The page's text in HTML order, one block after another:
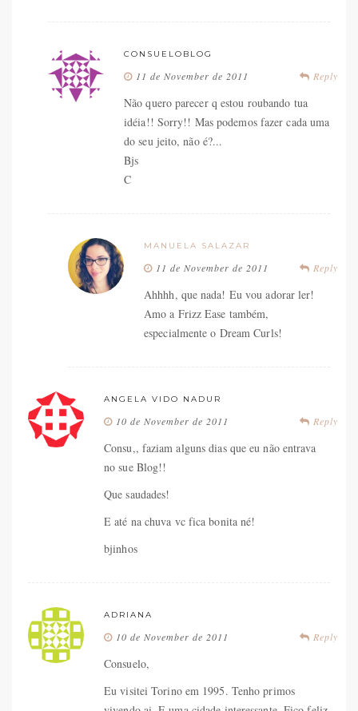
CONSUELOBLOG
Reply
11 de November de 2011
Não quero parecer q estou roubando tua
idéia!! Sorry!! Mas podemos fazer cada uma
do seu jeito, não é?...
Bjs
C
MANUELA SALAZAR
Reply
11 de November de 2011
Ahhhh, que nada! Eu vou adorar ler!
Amo a Frizz Ease também,
especialmente o Dream Curls!
ANGELA VIDO NADUR
Reply
10 de November de 2011
Consu,, faziam alguns dias que eu não entrava
no sue Blog!!
Que saudades!
E até na chuva vc fica bonita né!
bjinhos
ADRIANA
Reply
10 de November de 2011
Consuelo,
Eu visitei Torino em 1995. Tenho primos